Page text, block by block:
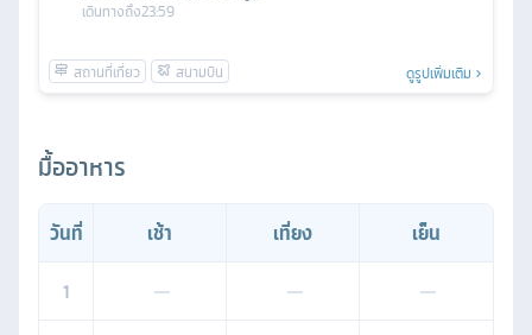
เดินทางถึง23:59
ดูรูปเพิ่มเติม
มื้ออาหาร
วันที่ เช้า เที่ยง
เย็น
1
— —
—